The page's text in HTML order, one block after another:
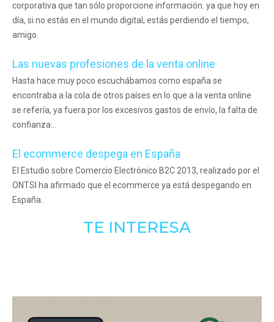
corporativa que tan sólo proporcione información. ya que hoy en
día, si no estás en el mundo digital, estás perdiendo el tiempo,
amigo.
Las nuevas profesiones de la venta online
Hasta hace muy poco escuchábamos como españa se
encontraba a la cola de otros países en lo que a la venta online
se refería, ya fuera por los excesivos gastos de envío, la falta de
confianza...
El ecommerce despega en España
El Estudio sobre Comercio Electrónico B2C 2013, realizado por el
ONTSI ha afirmado que el ecommerce ya está despegando en
España.
TE INTERESA